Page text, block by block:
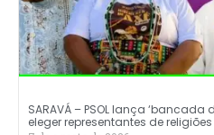
SARAVÁ – PSOL lança
eleger representantes de